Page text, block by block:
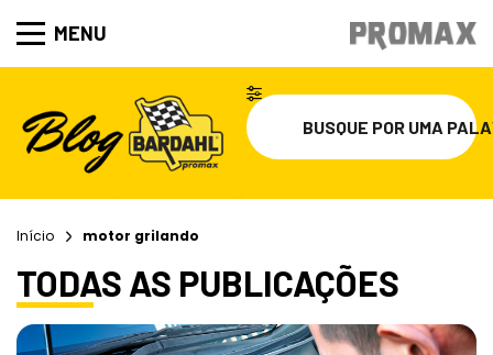
MENU
Início motor grilando
TODAS AS PUBLICAÇÕES